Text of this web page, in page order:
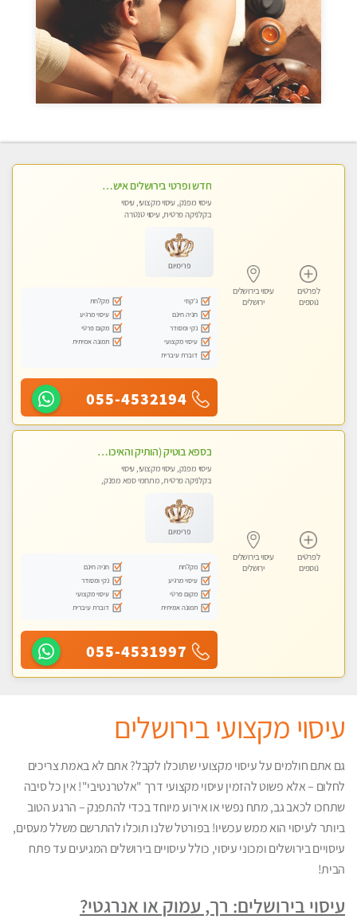
לפרטים
נוספים
עיסוי בירושלים
ירושלים
חדש ופרטי בירושלים אישה יפה מקבלת בסוויטה פרטית v.i.p למגוון טיפולי מגע מפנקים המשאירים טעם של עוד !
עיסוי מפנק, עיסוי מקצועי, עיסוי
בקלניקה פרטית, עיסוי טנטרה
פרימיום
ג'קוזי
מקלחת
חניה חינם
עיסוי מרגיע
נקי ומסודר
מקום פרטי
עיסוי מקצועי
תמונה אמיתית
דוברת עיברית
055-4532194
לפרטים
נוספים
עיסוי בירושלים
ירושלים
בספא בוטיק (הותיק והאיכותי בירושלים) מבחר טיפולים מפנקים עם שמנים חמים לגוף ולנפש
עיסוי מפנק, עיסוי מקצועי, עיסוי
בקלניקה פרטית, מתחמי ספא מפנק,
פרימיום
מקלחת
חניה חינם
עיסוי מרגיע
נקי ומסודר
מקום פרטי
עיסוי מקצועי
תמונה אמיתית
דוברת עיברית
055-4531997
עיסוי מקצועי בירושלים
גם אתם חולמים על עיסוי מקצועי שתוכלו לקבל? אתם לא באמת צריכים
לחלום – אלא פשוט להזמין עיסוי מקצועי דרך "אלטרנטיבי"! אין כל סיבה
שתחכו לכאב גב, מתח נפשי או אירוע מיוחד בכדי להתפנק – הרגע הטוב
ביותר לעיסוי הוא ממש עכשיו! בפורטל שלנו תוכלו להתרשם משלל מעסים,
עיסויים בירושלים ומכוני עיסוי, כולל עיסויים בירושלים המגיעים עד פתח
הבית!
עיסוי בירושלים: רך, עמוק או אנרגטי?